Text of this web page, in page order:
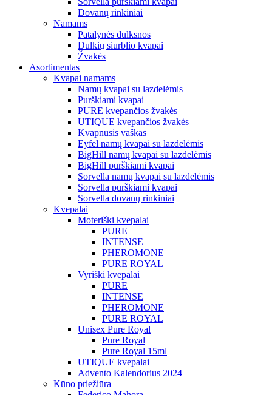
Dovanų rinkiniai
Namams
Patalynės dulksnos
Dulkių siurblio kvapai
Žvakės
Asortimentas
Kvapai namams
Namų kvapai su lazdelėmis
Purškiami kvapai
PURE kvepančios žvakės
UTIQUE kvepančios žvakės
Kvapnusis vaškas
Eyfel namų kvapai su lazdelėmis
BigHill namų kvapai su lazdelėmis
BigHill purškiami kvapai
Sorvella namų kvapai su lazdelėmis
Sorvella purškiami kvapai
Sorvella dovanų rinkiniai
Kvepalai
Moteriški kvepalai
PURE
INTENSE
PHEROMONE
PURE ROYAL
Vyriški kvepalai
PURE
INTENSE
PHEROMONE
PURE ROYAL
Unisex Pure Royal
Pure Royal
Pure Royal 15ml
UTIQUE kvepalai
Advento Kalendorius 2024
Kūno priežiūra